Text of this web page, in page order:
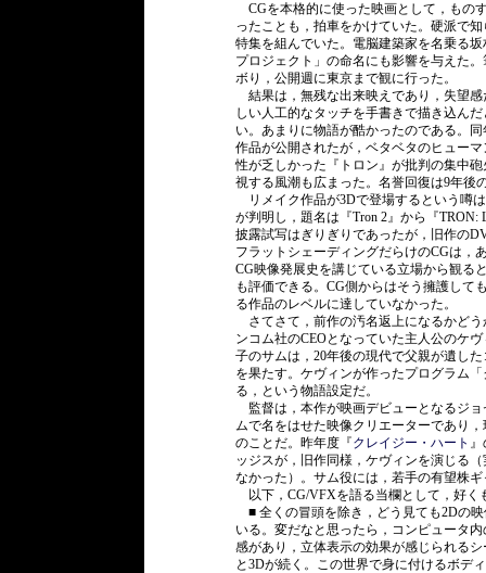
CGを本格的に使った映画として，もの
ったことも，拍車をかけていた。硬派で
特集を組んでいた。電脳建築家を名乗る
プロジェクト」の命名にも影響を与えた
ボり，公開週に東京まで観に行った。
結果は，無残な出来映えであり，失望
しい人工的なタッチを手書きで描き込ん
い。あまりに物語が酷かったのである。
作品が公開されたが，ベタベタのヒュー
性が乏しかった『トロン』が批判の集中
視する風潮も広まった。名誉回復は9年後
リメイク作品が3Dで登場するという噂
が判明し，題名は『Tron 2』から『
披露試写はぎりぎりであったが，旧作の
フラットシェーディングだらけのCGは，
CG映像発展史を講じている立場から観る
も評価できる。CG側からはそう擁護して
る作品のレベルに達していなかった。
さてさて，前作の汚名返上になるかど
ンコム社のCEOとなっていた主人公のケ
子のサムは，20年後の現代で父親が遺し
を果たす。ケヴィンが作ったプログラム
る，という物語設定だ。
監督は，本作が映画デビューとなるジ
ムで名をはせた映像クリエーターであり
のことだ。昨年度『クレイジー・ハート
ッジスが，旧作同様，ケヴィンを演じる
なかった）。サム役には，若手の有望株
以下，CG/VFXを語る当欄として，好く
■ 全くの冒頭を除き，どう見ても2Dの
いる。変だなと思ったら，コンピュータ内
感があり，立体表示の効果が感じられる
と3Dが続く。この世界で身に付けるボデ